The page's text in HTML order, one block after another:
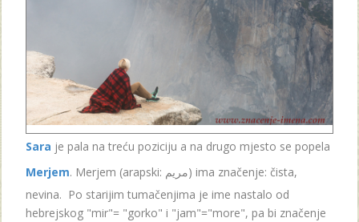
Sara je pala na treću poziciju a na drugo mjesto se popela
Merjem. Merjem (arapski: مريم) ima značenje: čista,
nevina. Po starijim tumačenjima je ime nastalo od
hebrejskog "mir"= "gorko" i "jam"="more", pa bi značenje